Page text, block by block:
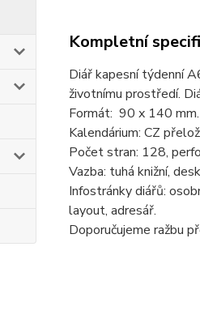
Kompletní
Diář kapesní týdenní
životnímu prostředí.
Formát: 90 x 140 mm.
Kalendárium: CZ
Počet stran: 128,
Vazba: tuhá knižní,
Infostránky diářů:
layout, adresář.
Doporučujeme ražbu